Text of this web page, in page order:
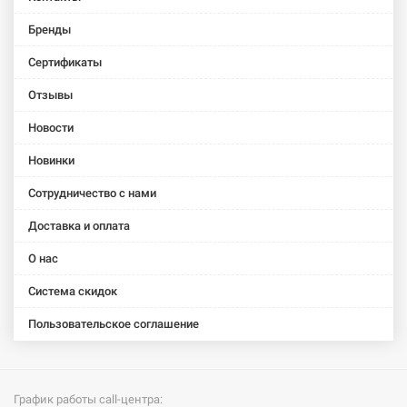
Бренды
Сертификаты
Отзывы
Новости
Новинки
Сотрудничество с нами
Доставка и оплата
О нас
Система скидок
Пользовательское соглашение
График работы call-центра: